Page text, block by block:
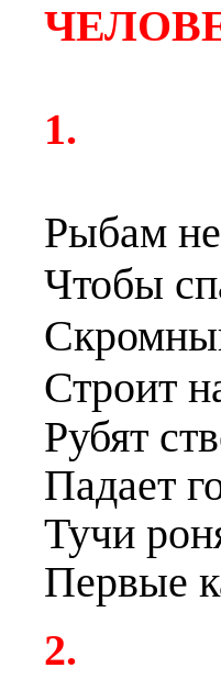
1.
Рыбам
Чтобы
Строит
Рубят
Падает
Тучи
Первые
2.